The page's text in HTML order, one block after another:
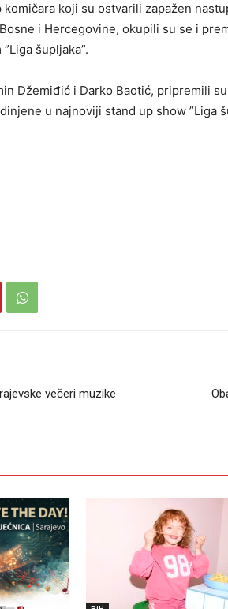
koji su ostvarili zapažen
i Hercegovine, okupili su se i
šupljaka”.
Džemiđić i Darko Baotić, pripremili
u najnoviji stand up show ”Liga
večeri muzike